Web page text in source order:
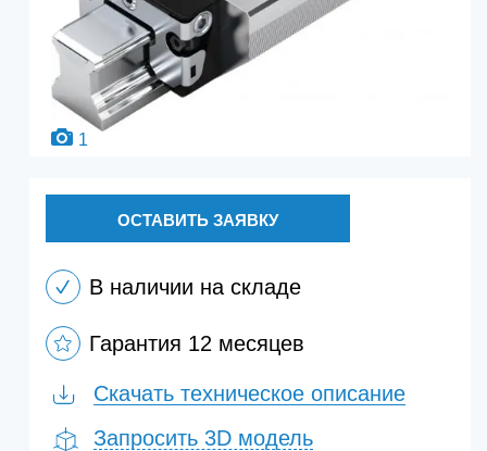
1
ОСТАВИТЬ ЗАЯВКУ
В наличии на складе
Гарантия 12 месяцев
Скачать техническое описание
Запросить 3D модель